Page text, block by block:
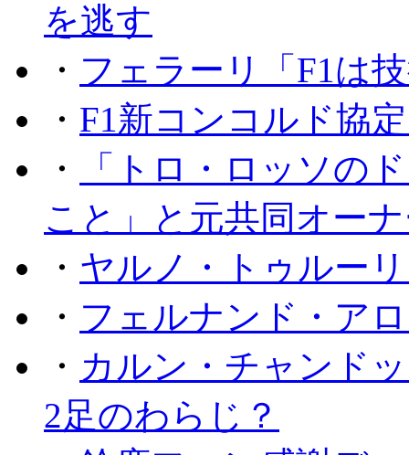
を逃す
・ フェラーリ「F1は
・ F1新コンコルド協
・
「トロ・ロッソの
こと」と元共同オー
・ ヤルノ・トゥルー
・ フェルナンド・ア
・ カルン・チャンド
2足のわらじ？